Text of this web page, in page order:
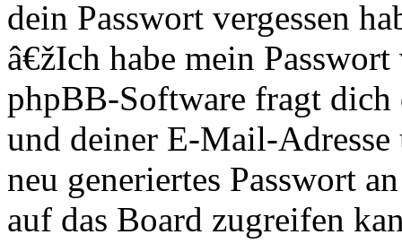
dein Passwort vergessen
â€žIch habe mein
phpBB-Software fragt dich
und deiner E-Mail-
neu generiertes Passwort
auf das Board zugreifen